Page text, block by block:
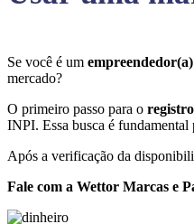
Se você é um
mercado?
O primeiro passo para o
INPI. Essa busca é
Após a verificação da
Fale com a Wettor Marcas e